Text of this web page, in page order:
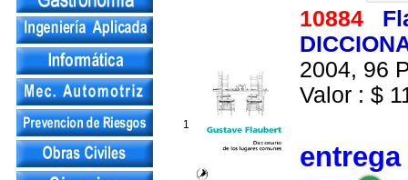
1
10884
2004, 96
Valor : $